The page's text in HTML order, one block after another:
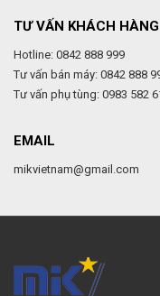
TƯ VẤN KHÁCH HÀNG
Hotline: 0842 888 999
Tư vấn bán máy: 0842 888
Tư vấn phụ tùng: 0983 582
EMAIL
mikvietnam@gmail.com